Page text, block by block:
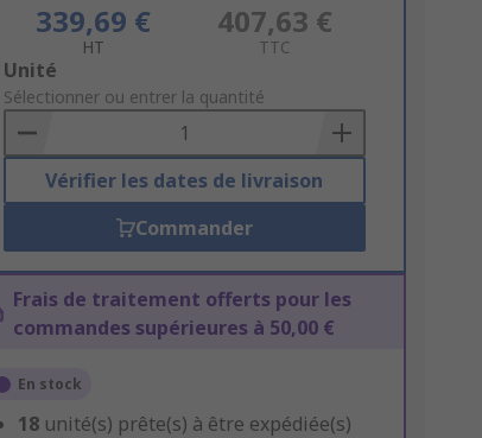
339,69 €
HT
407,63 €
TTC
Add
to
Basket
Unité
Sélectionner ou entrer la quantité
Vérifier les dates de livraison
Commander
Frais de traitement offerts pour les
commandes supérieures à 50,00 €
En stock
18 unité(s) prête(s) à être expédiée(s)